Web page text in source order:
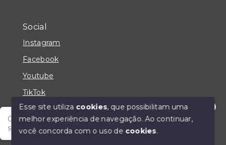
Olá! Fale com um de nossos corretores e encontre
seu lar!
Social
Instagram
Facebook
Youtube
TikTok
© Copyright 2026 - LC Negócios Imobiliários - Todos
Esse site utiliza cookies, que possibilitam uma
melhor experiência de navegação.Ao continuar,
você concorda com o uso de cookies.